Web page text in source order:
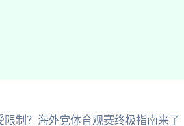
制？海外党体育观赛终极指南来了